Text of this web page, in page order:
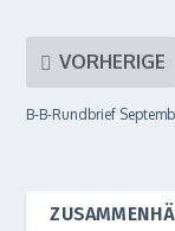
VORHERIGE
B‑B-Rundbrief